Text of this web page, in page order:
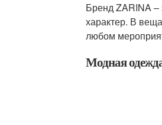
Бренд ZARINA –
характер. В
любом
Модная